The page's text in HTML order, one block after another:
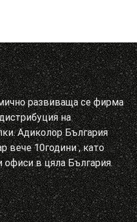
развиваща се фирма
на
Адиколор България
вече 10години , като
офиси в цяла България.